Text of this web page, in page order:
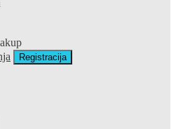
Registracija